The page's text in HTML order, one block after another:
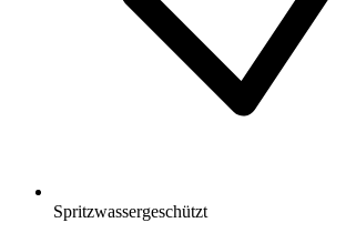
Spritzwassergeschützt